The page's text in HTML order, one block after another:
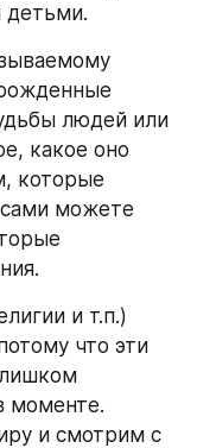
людей или
какое оно
которые
сами можете
и т.п.)
что эти
моменте.
и смотрим с